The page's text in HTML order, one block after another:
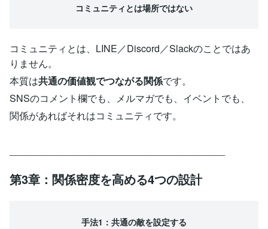
コミュニティとは場所ではない
コミュニティとは、LINE／Discord／Slackのことではあ
りません。
本質は共通の価値観でつながる関係です。
SNSのコメント欄でも、メルマガでも、イベントでも、
関係があればそれはコミュニティです。
第3章：関係密度を高める4つの設計
手法1：共通の敵を設定する